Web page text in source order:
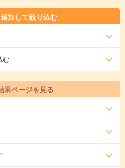
加して絞り込む
む
果ページを見る